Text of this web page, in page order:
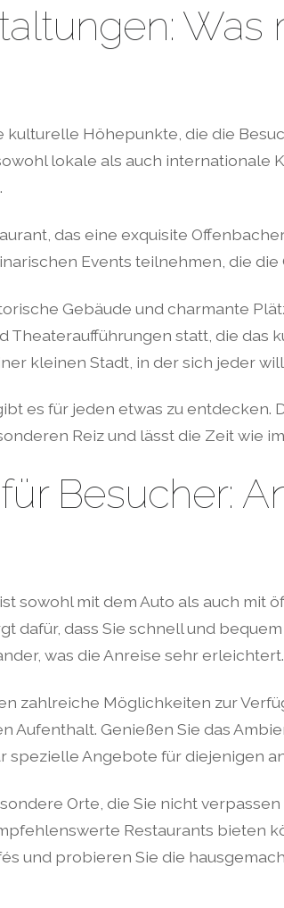
Höhepunkte, die die
lokale als auch internationale
das eine exquisite
Events teilnehmen, die
Gebäude und charmante
Theateraufführungen statt, die
kleinen Stadt, in der sich jeder
es für jeden etwas zu
Reiz und lässt die Zeit wie
Besucher:
sowohl mit dem Auto als auch mit
dafür, dass Sie schnell und
was die Anreise sehr erleichtert.
zahlreiche Möglichkeiten zur
Aufenthalt. Genießen Sie das
spezielle Angebote für diejenigen
Orte, die Sie nicht
Restaurants bieten
und probieren Sie die